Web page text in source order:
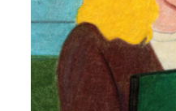
vignette